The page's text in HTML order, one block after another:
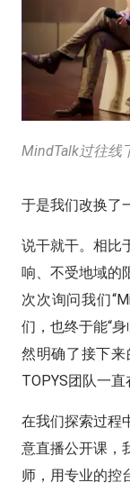
MindTalk过往线
于是我们改换了
说干就干。相比
响、不受地域的
次次询问我们
们，也终于能“
然明确了接下
TOPYS团队一直
在我们探索过程
意直播公开课，
师，用专业的控